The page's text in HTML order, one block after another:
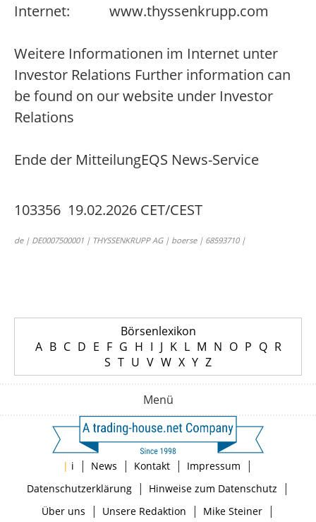
Internet:
www.thyssenkrupp.com
Weitere Informationen im Internet unter
Investor Relations Further information can
be found on our website under Investor
Relations
Ende der MitteilungEQS News-Service
103356 19.02.2026 CET/CEST
de | DE0007500001 | THYSSENKRUPP AG | boerse | 68593710 |
Börsenlexikon
A B C D E F G H I J K L M N O P Q R
S T U V W X Y Z
Menü
| i | News | Kontakt | Impressum |
Datenschutzerklärung| Hinweise zum Datenschutz |
Über uns | Unsere Redaktion | Mike Steiner|